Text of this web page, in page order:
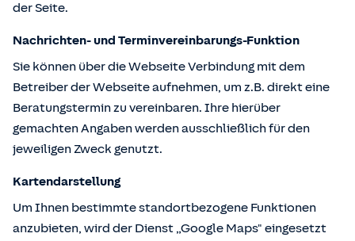
der Seite.
Nachrichten- und Terminvereinbarungs-Funktion
Sie können über die Webseite Verbindung mit dem
Betreiber der Webseite aufnehmen, um z.B. direkt eine
Beratungstermin zu vereinbaren. Ihre hierüber
gemachten Angaben werden ausschließlich für den
jeweiligen Zweck genutzt.
Kartendarstellung
Um Ihnen bestimmte standortbezogene Funktionen
anzubieten, wird der Dienst „Google Maps" eingesetzt